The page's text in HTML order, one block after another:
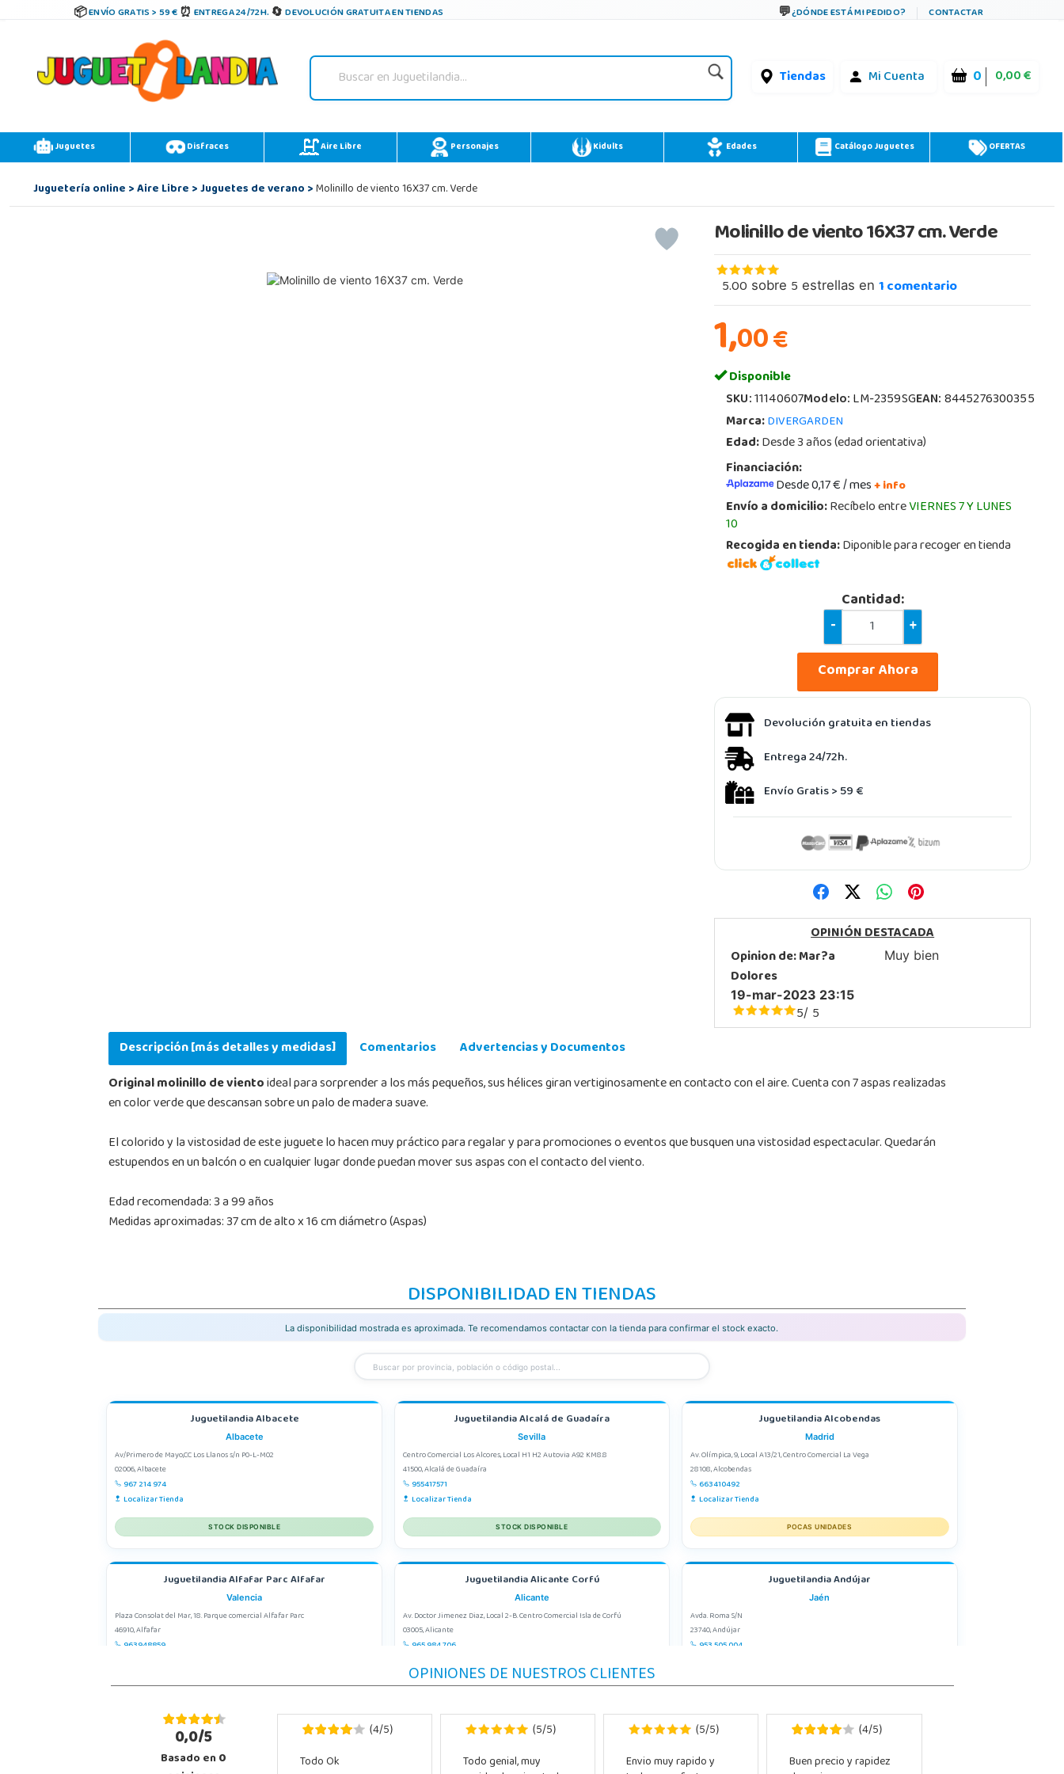
ENVÍO GRATIS > 59 € ENTREGA 24/72H. DEVOLUCIÓN GRATUITA EN TIENDAS ¿DÓNDE ESTÁ MI PEDIDO? CONTACTAR
Tiendas Mi Cuenta 0 0,00 €
Juguetes Disfraces Aire Libre Personajes Kidults Edades Catálogo Juguetes OFERTAS
Juguetería online>Aire Libre>Juguetes de verano>Molinillo de viento 16X37 cm. Verde
Molinillo de viento 16X37 cm. Verde
5.00 sobre 5 estrellas en1comentario
1,00€
Disponible
SKU:11140607Modelo:LM-2359SGEAN:8445276300355
Marca:DIVERGARDEN
Edad:Desde 3 años (edad orientativa)
Financiación:
Desde 0,17 € / mes+ info
Envío a domicilio:Recíbelo entreVIERNES 7 Y LUNES
10
Recogida en tienda:Diponible para recoger en tienda
Cantidad:
-
+
Comprar Ahora
Devolución gratuita en tiendas
Entrega 24/72h.
Envío Gratis > 59 €
OPINIÓN DESTACADA
Opinion de:Mar?a
Dolores
19-mar-2023 23:15
5/ 5
Muy bien
Descripción [más detalles y medidas] Comentarios
Advertencias y Documentos
Original molinillo de vientoideal para sorprender a los más pequeños, sus hélices giran vertiginosamente en contacto con el aire. Cuenta con 7 aspas realizadas
en color verde que descansan sobre un palo de madera suave.
El colorido y la vistosidad de este juguete lo hacen muy práctico para regalar y para promociones o eventos que busquen una vistosidad espectacular. Quedarán
estupendos en un balcón o en cualquier lugar donde puedan mover sus aspas con el contacto del viento.
Edad recomendada: 3 a 99 años
Medidas aproximadas: 37 cm de alto x 16 cm diámetro (Aspas)
DISPONIBILIDAD EN TIENDAS
La disponibilidad mostrada es aproximada. Te recomendamos contactar con la tienda para confirmar el stock exacto.
Juguetilandia Albacete
Albacete
Av/Primero de Mayo,CC Los Llanos s/n P0-L-M02
02006, Albacete
967 214 974
Localizar Tienda
STOCK DISPONIBLE
Juguetilandia Alcalá de Guadaíra
Sevilla
Centro Comercial Los Alcores, Local H1 H2 Autovia A92 KM8.8
41500, Alcalá de Guadaíra
955417571
Localizar Tienda
STOCK DISPONIBLE
Juguetilandia Alcobendas
Madrid
Av. Olímpica, 9, Local A13/21, Centro Comercial La Vega
28108, Alcobendas
663410492
Localizar Tienda
POCAS UNIDADES
Juguetilandia Alfafar Parc Alfafar
Valencia
Plaza Consolat del Mar, 18. Parque comercial Alfafar Parc
46910, Alfafar
963948859
STOCK DISPONIBLE
Juguetilandia Alicante Corfú
Alicante
Av. Doctor Jimenez Diaz, Local 2-B. Centro Comercial Isla de Corfú
03005, Alicante
965 984 706
STOCK DISPONIBLE
Juguetilandia Andújar
Jaén
Avda. Roma S/N
23740, Andújar
953 505 004
STOCK DISPONIBLE
Juguetilandia Armilla Juguetilandia Barakaldo
Vizcaya
Juguetilandia Ciudad Real
Ciudad Real
OPINIONES DE NUESTROS CLIENTES
0,0/5
Basado en0
(4/5)
Todo Ok
(5/5)
Todo genial, muy
(5/5)
Envio muy rapido y
(4/5)
Buen precio y rapidez